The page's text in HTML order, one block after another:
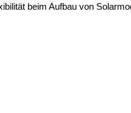
beim Aufbau von